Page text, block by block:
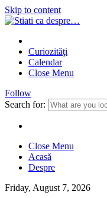
Skip to content
Curiozităţi
Calendar
Close Menu
Follow
Search for:
Close Menu
Acasă
Despre
Friday, August 7, 2026